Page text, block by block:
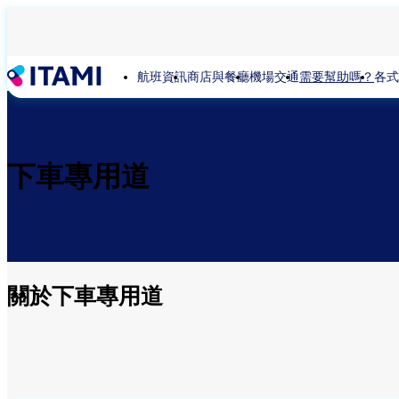
內
容
航班資訊商店與餐廳機場交通 需要幫助嗎？ 各
下車專用道
關於下車專用道